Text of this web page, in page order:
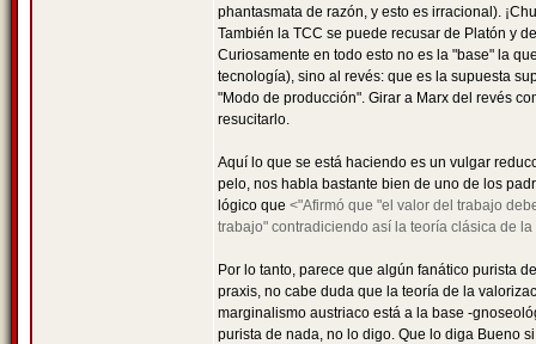
phantasmata de razón, y esto es irracional).
También la TCC se puede recusar de Platón y
Curiosamente en todo esto no es la "base" la
tecnología), sino al revés: que es la supuesta
"Modo de producción". Girar a Marx del revés
resucitarlo.
Aquí lo que se está haciendo es un vulgar
pelo, nos habla bastante bien de uno de los
lógico que <"Afirmó que "el valor del trabajo
trabajo" contradiciendo así la teoría clásica de
Por lo tanto, parece que algún fanático purista
praxis, no cabe duda que la teoría de la
marginalismo austriaco está a la base -
purista de nada, no lo digo. Que lo diga Bueno